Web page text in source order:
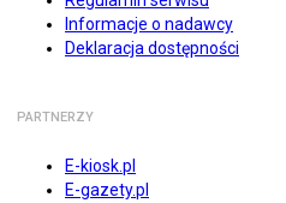
Informacje o nadawcy
Deklaracja dostępności
PARTNERZY
E-kiosk.pl
E-gazety.pl